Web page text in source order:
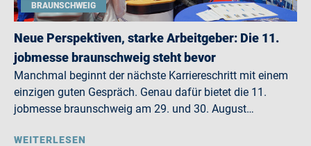
BRAUNSCHWEIG
Neue Perspektiven, starke Arbeitgeber: Die 11.
jobmesse braunschweig steht bevor
Manchmal beginnt der nächste Karriereschritt mit einem
einzigen guten Gespräch. Genau dafür bietet die 11.
jobmesse braunschweig am 29. und 30. August…
WEITERLESEN